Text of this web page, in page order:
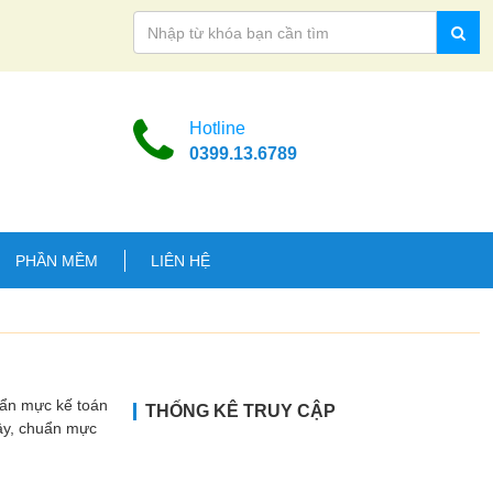
Hotline
0399.13.6789
PHẦN MỀM LIÊN HỆ
mực kế toán
chuẩn mực
THỐNG KÊ TRUY CẬP